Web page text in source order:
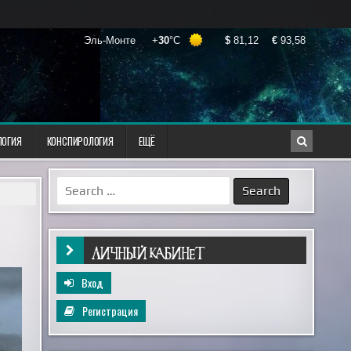
КОНСПИРОЛОГИЯ ЕЩЁ
Search
for:
ЛИЧНЫЙ КАБИНЕТ
Вход
Регистрация